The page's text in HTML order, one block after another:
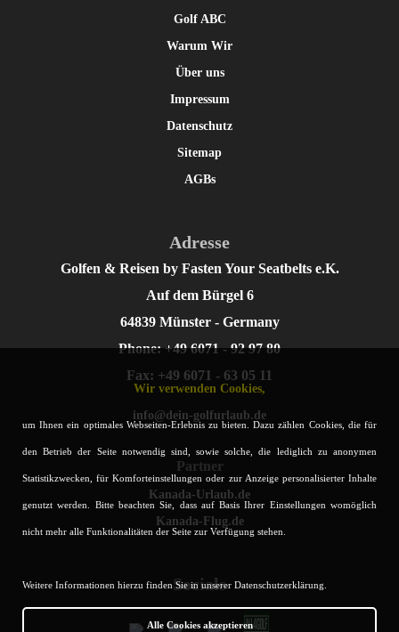
Golf ABC
Warum Wir
Über uns
Impressum
Datenschutz
Sitemap
AGBs
Adresse
Golfen & Reisen by Fasten Your Seatbelts e.K.
Auf dem Bürgel 6
64839 Münster - Germany
Phone: +49 6071 - 92 97 80
Fax: +49 6071 - 63 05 11
info@dein-golfurlaub.de
Partner
Kanada-Urlaub.de
Kanada-Flug.de
Socials
Wir verwenden Cookies,
um Ihnen ein optimales Webseiten-Erlebnis zu bieten. Dazu zählen Cookies, die für
den Betrieb der Seite notwendig sind, sowie solche, die lediglich zu anonymen
Statistikzwecken, für Komforteinstellungen oder zur Anzeige personalisierter Inhalte
genutzt werden. Bitte beachten Sie, dass auf Basis Ihrer Einstellungen womöglich
nicht mehr alle Funktionalitäten der Seite zur Verfügung stehen.
Weitere Informationen hierzu finden Sie in unserer Datenschutzerklärung.
Alle Cookies akzeptieren